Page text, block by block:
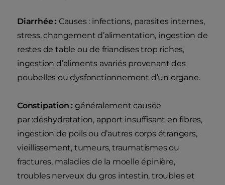
Diarrhée : Causes : infections, parasites internes,
stress, changement d’alimentation, ingestion de
restes de table ou de friandises trop riches,
ingestion d’aliments avariés provenant des
poubelles ou dysfonctionnement d’un organe.
Constipation : généralement causée
par :déshydratation, apport insuffisant en fibres,
ingestion de poils ou d’autres corps étrangers,
vieillissement, tumeurs, traumatismes ou
fractures, maladies de la moelle épinière,
troubles nerveux du gros intestin, troubles et